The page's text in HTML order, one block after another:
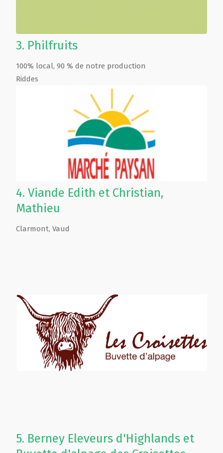
3. Philfruits
100% local, 90 % de notre production
Riddes
4. Viande Edith et Christian,
Mathieu
Clarmont, Vaud
5. Berney Eleveurs d'Highlands et